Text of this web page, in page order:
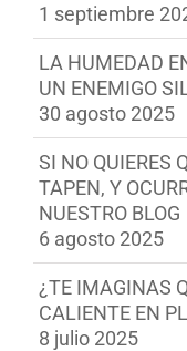
1 septiembre
LA HUMEDAD
UN ENEMIGO
30 agosto 2025
SI NO QUIERES
TAPEN, Y
NUESTRO BLOG
6 agosto 2025
¿TE IMAGINAS
CALIENTE EN
8 julio 2025